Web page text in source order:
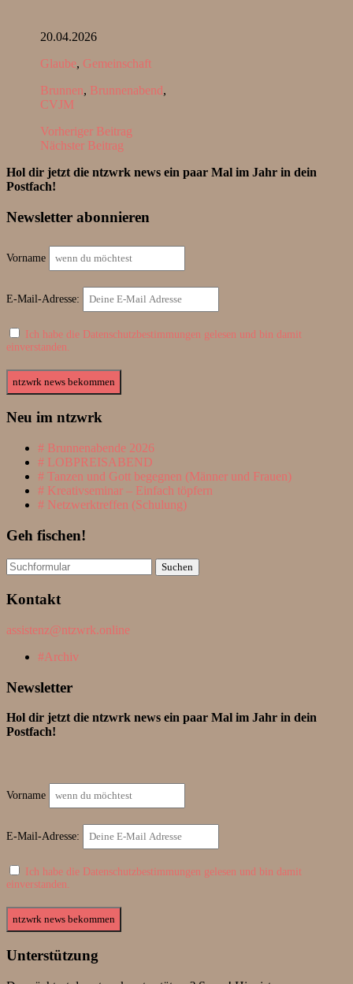
20.04.2026
Glaube, Gemeinschaft
Brunnen, Brunnenabend,
CVJM
Vorheriger Beitrag
Nächster Beitrag
Hol dir jetzt die ntzwrk news ein paar Mal im Jahr in dein
Postfach!
Newsletter abonnieren
Vorname
E-Mail-Adresse:
Ich habe die Datenschutzbestimmungen gelesen und bin damit
einverstanden.
Neu im ntzwrk
Brunnenabende 2026
LOBPREISABEND
Tanzen und Gott begegnen (Männer und Frauen)
Kreativseminar – Einfach töpfern
Netzwerktreffen (Schulung)
Geh fischen!
Suchen
nach:
Kontakt
assistenz@ntzwrk.online
Archiv
Newsletter
Hol dir jetzt die ntzwrk news ein paar Mal im Jahr in dein
Postfach!
Vorname
E-Mail-Adresse:
Ich habe die Datenschutzbestimmungen gelesen und bin damit
einverstanden.
Unterstützung